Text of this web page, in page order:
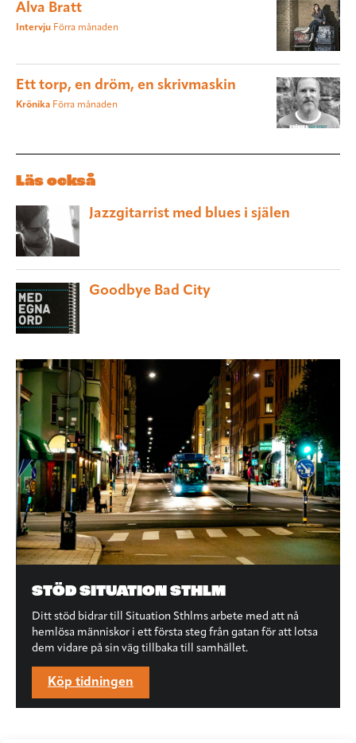
Alva Bratt
Intervju Förra månaden
Ett torp, en dröm, en skrivmaskin
Krönika Förra månaden
Läs också
Jazzgitarrist med blues i själen
Goodbye Bad City
STÖD SITUATION STHLM
Ditt stöd bidrar till Situation Sthlms arbete med att nå
hemlösa människor i ett första steg från gatan för att lotsa
dem vidare på sin väg tillbaka till samhället.
Köp tidningen